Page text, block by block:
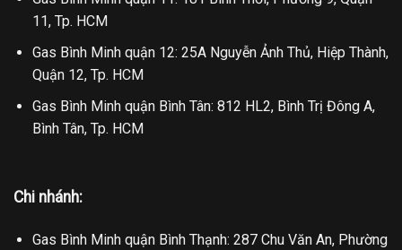
11, Tp. HCM
Gas Bình Minh quận 12: 25A Nguyễn Ảnh Thủ, Hiệp Thành,
Quận 12, Tp. HCM
Gas Bình Minh quận Bình Tân: 812 HL2, Bình Trị Đông A,
Bình Tân, Tp. HCM
Chi nhánh:
Gas Bình Minh quận Bình Thạnh: 287 Chu Văn An, Phường